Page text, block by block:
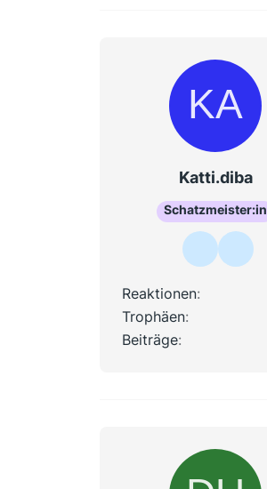
Katti.diba
Schatzmeister:in
Reaktionen
Trophäen
Beiträge